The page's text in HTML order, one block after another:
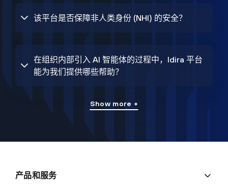
该平台是否保障非人类身份 (NHI) 的安全？
在组织内部引入 AI 智能体的过程中，Idira 平台
能为我们提供哪些帮助？
Show more +
产品和服务